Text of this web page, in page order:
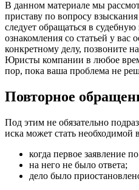
В данном материале мы
приставу по вопросу
следует обращаться в
ознакомления со статьей у
конкретному делу, позвоните
Юристы компании в любое
пор, пока ваша проблема не
Повторное
Под этим не обязательно
иска может стать необходимой
когда первое заявление
на него не было ответа;
дело было